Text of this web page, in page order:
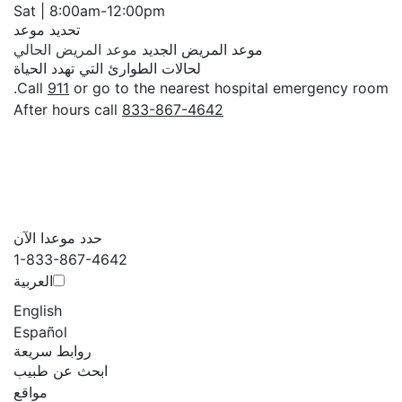
Sat | 8:00am-12:00pm
تحديد موعد
موعد المريض الجديد موعد المريض الحالي
لحالات الطوارئ التي تهدد الحياة
Call 911 or go to the nearest hospital emergency room.
After hours call 833-867-4642
حدد موعدا الآن
1-833-867-4642
العربية‏
English
Español
روابط سريعة
ابحث عن طبيب
مواقع